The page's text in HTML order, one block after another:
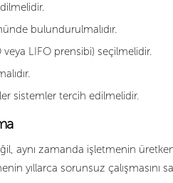
bulundurulmalıdır.
LIFO prensibi) seçilmelidir.
sistemler tercih edilmelidir.
aynı zamanda işletmenin
yıllarca sorunsuz çalışmasını